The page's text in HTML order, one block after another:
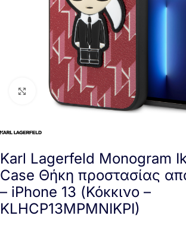
Click to enlarge
Karl Lagerfeld Monogram
Case Θήκη προστασίας
– iPhone 13 (Κόκκινο –
KLHCP13MPMNIKPI)